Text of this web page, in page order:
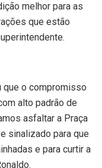
melhor para as
que estão
que o compromisso
alto padrão de
asfaltar a Praça
sinalizado para que
e para curtir a